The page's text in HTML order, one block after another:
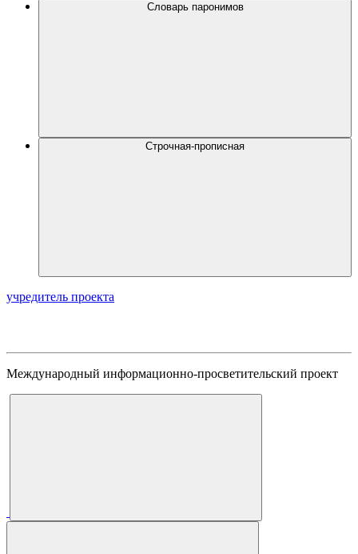
Словарь паронимов
Строчная-прописная
учредитель проекта
Международный информационно-просветительский проект